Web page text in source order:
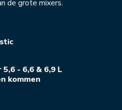
de grote mixers.
- 6,6 & 6,9 L
kommen